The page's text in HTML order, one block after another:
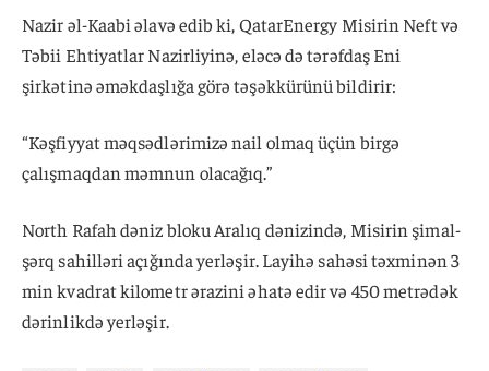
Nazir əl-Kaabi əlavə edib ki, QatarEnergy Misirin Neft və
Təbii Ehtiyatlar Nazirliyinə, eləcə də tərəfdaş Eni
şirkətinə əməkdaşlığa görə təşəkkürünü bildirir:
“Kəşfiyyat məqsədlərimizə nail olmaq üçün birgə
çalışmaqdan məmnun olacağıq.”
North Rafah dəniz bloku Aralıq dənizində, Misirin şimal-
şərq sahilləri açığında yerləşir. Layihə sahəsi təxminən 3
min kvadrat kilometr ərazini əhatə edir və 450 metrədək
dərinlikdə yerləşir.